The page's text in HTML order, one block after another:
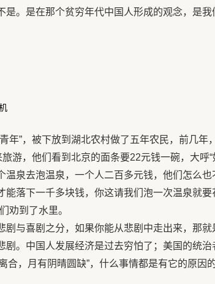
是。是在那个贫穷年代中国人形成的观念，是
年”，被下放到湖北农村做了五年农民，前几年
旅游，他们看到北京的面条要22元钱一碗，大呼
温泉去泡温泉，一个人二百多元钱，他们怎么也
能落下一千多块钱，你这请我们泡一次温泉就
劝到了水里。
与喜剧之分，如果你能从悲剧中走出来，那就
剧。中国人发展经济是过去穷怕了；美国的统
合，月有阴晴圆缺”，什么事情都是有它的原因的